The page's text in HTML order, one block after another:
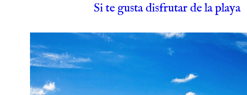
Si te gusta disfrutar de la playa